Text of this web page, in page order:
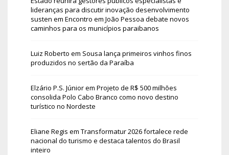
lideranças para discutir inovação desenvolvimento
susten em Encontro em João Pessoa debate novos
caminhos para os municípios paraibanos
Luiz Roberto em Sousa lança primeiros vinhos finos
produzidos no sertão da Paraíba
Elzário P.S. Júniorem Projeto de R$ 500 milhões
consolida Polo Cabo Branco como novo destino
turístico no Nordeste
Eliane Regis em Transformatur 2026 fortalece rede
nacional do turismo e destaca talentos do Brasil
inteiro